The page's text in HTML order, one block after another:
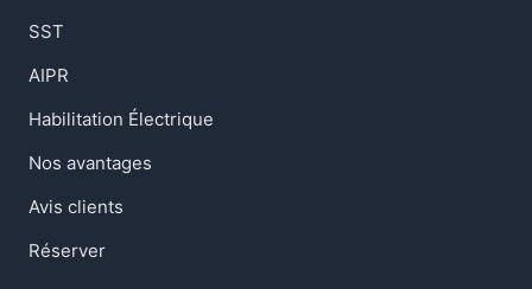
SST
AIPR
Habilitation Électrique
Nos avantages
Avis clients
Réserver